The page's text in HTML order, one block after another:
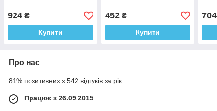
924 ₴
Купити
452₴
Купити
704
Про нас
81% позитивних з 542 відгуків за рік
Працює з 26.09.2015